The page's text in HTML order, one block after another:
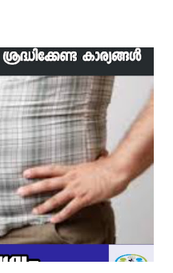
ചേർത്ത് വഴറ്റാം.
വേവിച്ച്
ഇനി ഒരു
വെള്ളം പാകത്തിന് ഉപ്പ്
ഇനി ഒരു പാനിൽ
ഒരു പാത്രത്തിൽ മുട്ട
പാൽ, കുരുമുളകുപൊടി, ഉപ്പ്,
തയാറാക്കാം. ഇനി
ശേഷം അതിൽ തയാ...